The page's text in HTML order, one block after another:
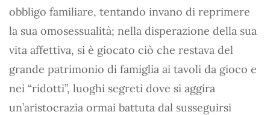
obbligo familiare, tentando invano di reprimere
la sua omosessualità; nella disperazione della sua
vita affettiva, si è giocato ciò che restava del
grande patrimonio di famiglia ai tavoli da gioco e
nei “ridotti”, luoghi segreti dove si aggira
un’aristocrazia ormai battuta dal susseguirsi